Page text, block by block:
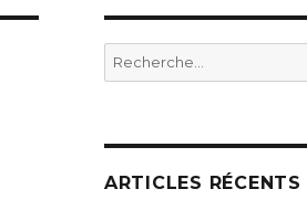
Recherche
pour
ARTICLES RÉCENTS